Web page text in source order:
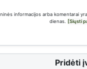
informacijos arba komentarai
dienas.
[Siųsti
Pridėti